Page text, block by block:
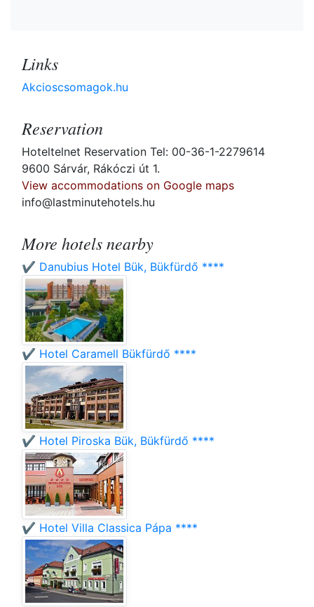
Links
Akcioscsomagok.hu
Reservation
Hoteltelnet Reservation Tel: 00-36-1-2279614
9600 Sárvár, Rákóczi út 1.
View accommodations on Google maps
info@lastminutehotels.hu
More hotels nearby
✔️ Danubius Hotel Bük, Bükfürdő ****
✔️ Hotel Caramell Bükfürdő ****
✔️ Hotel Piroska Bük, Bükfürdő ****
✔️ Hotel Villa Classica Pápa ****